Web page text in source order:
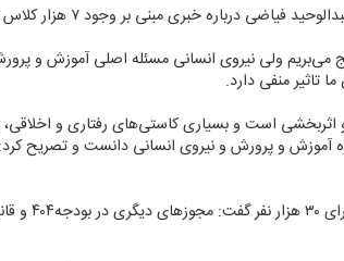
ولی نیروی انسانی مسئله اصلی آموزش و
تاثیر منفی دارد.
اثربخشی است و بسیاری كاستی‌های رفتاری و
آموزش و پرورش و نیروی انسانی دانست و تصریح
وی با